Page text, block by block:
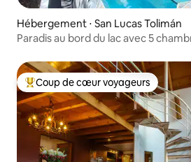
Hébergement ⋅ San Lucas Tolimán
Paradis au bord du lac avec 5
Coups de cœur voyageurs les plus
Coup de cœur voyageurs